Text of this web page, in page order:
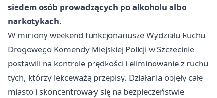
siedem osób prowadzących po alkoholu albo
narkotykach.
W miniony weekend funkcjonariusze Wydziału Ruchu
Drogowego Komendy Miejskiej Policji w Szczecinie
postawili na kontrole prędkości i eliminowanie z ruchu
tych, którzy lekceważą przepisy. Działania objęły całe
miasto i skoncentrowały się na bezpieczeństwie